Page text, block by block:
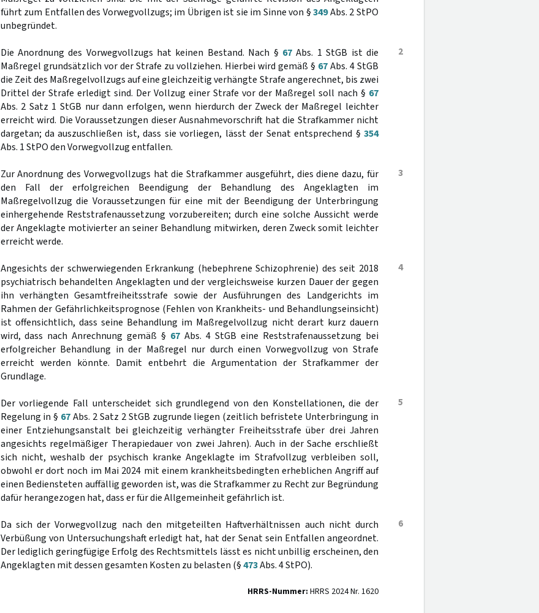
führt zum Entfallen des Vorwegvollzugs; im Übrigen ist sie im Sinne von §349Abs. 2 StPO
unbegründet.
2
Die Anordnung des Vorwegvollzugs hat keinen Bestand. Nach § 67 Abs. 1 StGB ist die
Maßregel grundsätzlich vor der Strafe zu vollziehen. Hierbei wird gemäß § 67Abs. 4 StGB
die Zeit des Maßregelvollzugs auf eine gleichzeitig verhängte Strafe angerechnet, bis zwei
Drittel der Strafe erledigt sind. Der Vollzug einer Strafe vor der Maßregel soll nach § 67
Abs. 2 Satz 1 StGB nur dann erfolgen, wenn hierdurch der Zweck der Maßregel leichter
erreicht wird. Die Voraussetzungen dieser Ausnahmevorschrift hat die Strafkammer nicht
dargetan; da auszuschließen ist, dass sie vorliegen, lässt der Senat entsprechend § 354
Abs. 1 StPO den Vorwegvollzug entfallen.
3
Zur Anordnung des Vorwegvollzugs hat die Strafkammer ausgeführt, dies diene dazu, für
den Fall der erfolgreichen Beendigung der Behandlung des Angeklagten im
Maßregelvollzug die Voraussetzungen für eine mit der Beendigung der Unterbringung
einhergehende Reststrafenaussetzung vorzubereiten; durch eine solche Aussicht werde
der Angeklagte motivierter an seiner Behandlung mitwirken, deren Zweck somit leichter
erreicht werde.
4
Angesichts der schwerwiegenden Erkrankung (hebephrene Schizophrenie) des seit 2018
psychiatrisch behandelten Angeklagten und der vergleichsweise kurzen Dauer der gegen
ihn verhängten Gesamtfreiheitsstrafe sowie der Ausführungen des Landgerichts im
Rahmen der Gefährlichkeitsprognose (Fehlen von Krankheits- und Behandlungseinsicht)
ist offensichtlich, dass seine Behandlung im Maßregelvollzug nicht derart kurz dauern
wird, dass nach Anrechnung gemäß § 67 Abs. 4 StGB eine Reststrafenaussetzung bei
erfolgreicher Behandlung in der Maßregel nur durch einen Vorwegvollzug von Strafe
erreicht werden könnte. Damit entbehrt die Argumentation der Strafkammer der
Grundlage.
5
Der vorliegende Fall unterscheidet sich grundlegend von den Konstellationen, die der
Regelung in § 67Abs. 2 Satz 2 StGB zugrunde liegen (zeitlich befristete Unterbringung in
einer Entziehungsanstalt bei gleichzeitig verhängter Freiheitsstrafe über drei Jahren
angesichts regelmäßiger Therapiedauer von zwei Jahren). Auch in der Sache erschließt
sich nicht, weshalb der psychisch kranke Angeklagte im Strafvollzug verbleiben soll,
obwohl er dort noch im Mai 2024 mit einem krankheitsbedingten erheblichen Angriff auf
einen Bediensteten auffällig geworden ist, was die Strafkammer zu Recht zur Begründung
dafür herangezogen hat, dass er für die Allgemeinheit gefährlich ist.
6
Da sich der Vorwegvollzug nach den mitgeteilten Haftverhältnissen auch nicht durch
Verbüßung von Untersuchungshaft erledigt hat, hat der Senat sein Entfallen angeordnet.
Der lediglich geringfügige Erfolg des Rechtsmittels lässt es nicht unbillig erscheinen, den
Angeklagten mit dessen gesamten Kosten zu belasten (§473Abs. 4 StPO).
HRRS-Nummer: HRRS 2024 Nr. 1620